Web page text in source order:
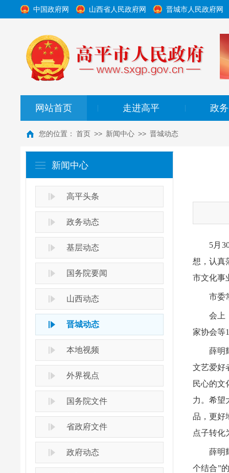
中国政府网 山西省人民政府网 晋城市人民政府网
网站首页 走进高平 政
您的位置： 首页 >> 新闻中心 >> 晋城动态
新闻中心
高平头条
政务动态
基层动态
国务院要闻
山西动态
晋城动态
本地视频
外界视点
国务院文件
省政府文件
政府动态
5月
想，认真
市文化事
市委
会上
家协会等
薛明
文艺爱好
民心的文
力。希望
品，更好
点子转化
薛明
个结合”